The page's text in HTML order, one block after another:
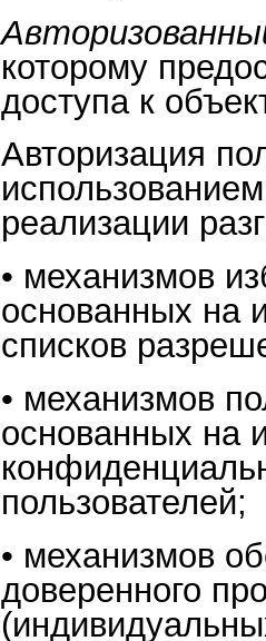
которому
доступа к
Авторизация
реализации
• механизмов
основанных на
списков
• механизмов
основанных на
пользователей;
• механизмов
доверенного